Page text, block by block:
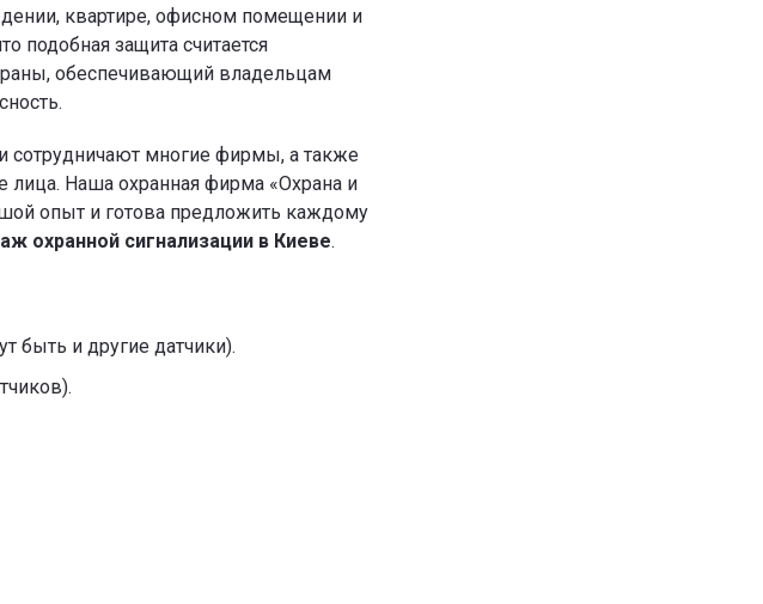
квартире, офисном помещении и
подобная защита считается
обеспечивающий владельцам
сотрудничают многие фирмы, а также
лица. Наша охранная фирма «Охрана и
опыт и готова предложить каждому
охранной сигнализации в Киеве.
быть и другие датчики).